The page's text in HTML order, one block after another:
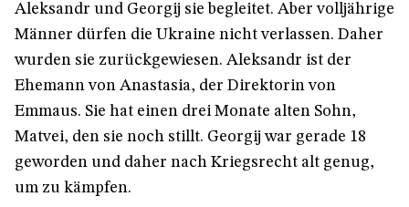
Aleksandr und Georgij sie begleitet. Aber volljährige
Männer dürfen die Ukraine nicht verlassen. Daher
wurden sie zurückgewiesen. Aleksandr ist der
Ehemann von Anastasia, der Direktorin von
Emmaus. Sie hat einen drei Monate alten Sohn,
Matvei, den sie noch stillt. Georgij war gerade 18
geworden und daher nach Kriegsrecht alt genug,
um zu kämpfen.